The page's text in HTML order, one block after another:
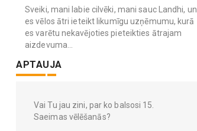
Sveiki, mani labie cilvēki, mani sauc Landhi, un
es vēlos ātri ieteikt likumīgu uzņēmumu, kurā
es varētu nekavējoties pieteikties ātrajam
aizdevuma...
APTAUJA
Vai Tu jau zini, par ko balsosi 15.
Saeimas vēlēšanās?